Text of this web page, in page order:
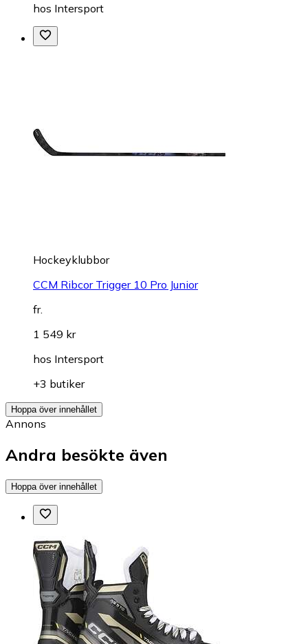
hos Intersport
Hockeyklubbor
CCM Ribcor Trigger 10 Pro Junior
fr.
1 549 kr
hos Intersport
+3 butiker
Hoppa över innehållet
Annons
Andra besökte även
Hoppa över innehållet